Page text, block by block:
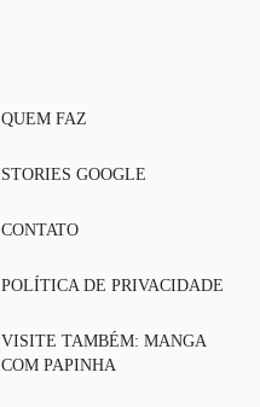
QUEM FAZ
STORIES GOOGLE
CONTATO
POLÍTICA DE PRIVACIDADE
VISITE TAMBÉM: MANGA
COM PAPINHA